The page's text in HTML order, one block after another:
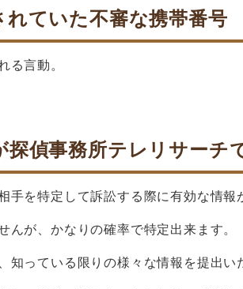
ていた不審な携帯番号
る言動。
偵事務所テレリサーチ
手を特定して訴訟する際に有効な情報
んが、かなりの確率で特定出来ます。
知っている限りの様々な情報を提出い